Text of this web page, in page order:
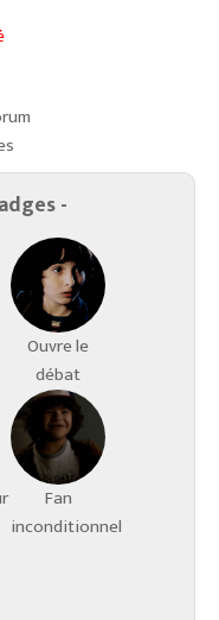
-
Ouvre le
débat
Fan
inconditionnel